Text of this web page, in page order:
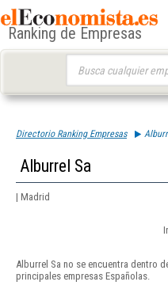
Ranking de Empresas
Directorio Ranking Empresas
Alburrel Sa
| Madrid
Alburrel Sa no se encuentra dentro
principales empresas Españolas.